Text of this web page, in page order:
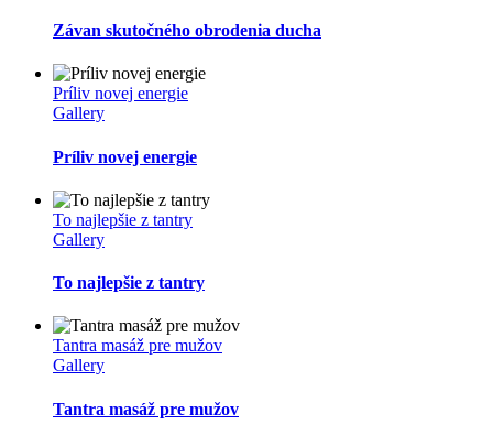
Závan skutočného obrodenia ducha
Príliv novej energie
Gallery
Príliv novej energie
To najlepšie z tantry
Gallery
To najlepšie z tantry
Tantra masáž pre mužov
Gallery
Tantra masáž pre mužov